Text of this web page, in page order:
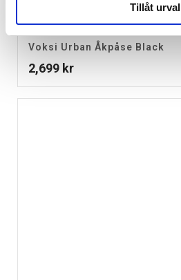
Tillåt urval
Voksi Urban Åkpåse Black
2,699 kr